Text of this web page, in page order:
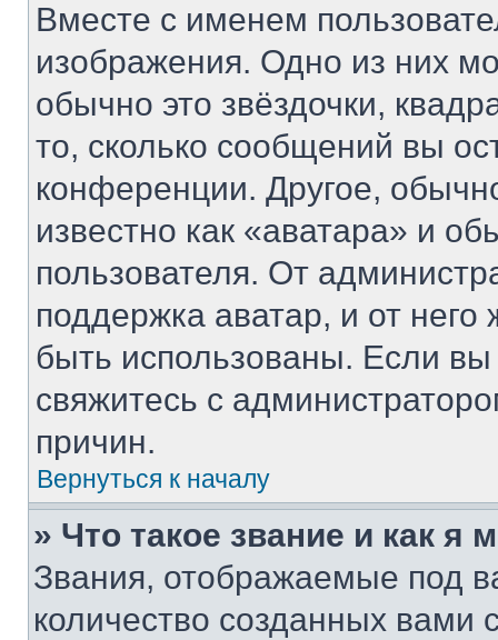
Вместе с именем
изображения. Одно из них
обычно это звёздочки,
то, сколько сообщений вы
конференции. Другое,
известно как «аватара» и
пользователя. От
поддержка аватар, и от него
быть использованы. Если
свяжитесь с
причин.
Вернуться к началу
» Что такое звание и как я
Звания, отображаемые под
количество созданных